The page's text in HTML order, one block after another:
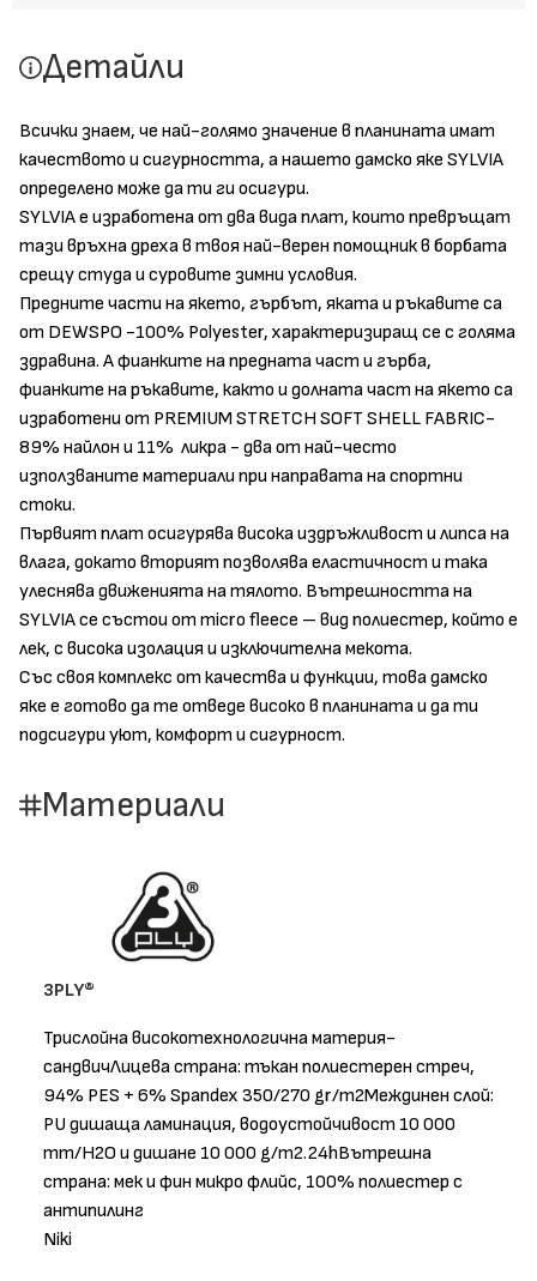
Детайли
Всички знаем, че най-голямо значение в планината имат
качеството и сигурността, а нашето дамско яке SYLVIA
определено може да ти ги осигури.
SYLVIA е изработена от два вида плат, които превръщат
тази връхна дреха в твоя най-верен помощник в борбата
срещу студа и суровите зимни условия.
Предните части на якето, гърбът, яката и ръкавите са
от DEWSPO -100% Polyester, характеризиращ се с голяма
здравина. A фианките на предната част и гърба,
фианките на ръкавите, както и долната част на якето са
изработени от PREMIUM STRETCH SOFT SHELL FABRIC-
89% найлон и 11% ликра - два от най-често
използваните материали при направата на спортни
стоки.
Първият плат осигурява висока издръжливост и липса на
влага, докато вторият позволява еластичност и така
улеснява движенията на тялото. Вътрешността на
SYLVIA се състои от micro fleece – вид полиестер, който е
лек, с висока изолация и изключителна мекота.
Със своя комплекс от качества и функции, това дамско
яке е готово да те отведе високо в планината и да ти
подсигури уют, комфорт и сигурност.
Материали
3PLY®
Трислойна високотехнологична материя-
сандвичЛицева страна: тъкан полиестерен стреч,
94% PES + 6% Spandex 350/270 gr/m2Междинен слой:
PU дишаща ламинация, водоустойчивост 10 000
mm/H2O и дишане 10 000 g/m2.24hВътрешна
страна: мек и фин микро флийс, 100% полиестер с
антипилинг
Niki